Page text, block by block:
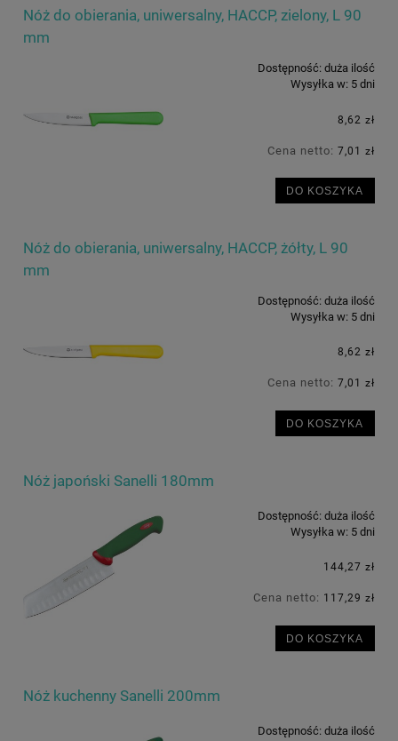
Nóż do obierania, uniwersalny, HACCP, zielony, L 90
mm
Dostępność: duża ilość
Wysyłka w: 5 dni
8,62 zł
Cena netto: 7,01 zł
DO KOSZYKA
Nóż do obierania, uniwersalny, HACCP, żółty, L 90
mm
Dostępność: duża ilość
Wysyłka w: 5 dni
8,62 zł
Cena netto: 7,01 zł
DO KOSZYKA
Nóż japoński Sanelli 180mm
Dostępność: duża ilość
Wysyłka w: 5 dni
144,27 zł
Cena netto: 117,29 zł
DO KOSZYKA
Nóż kuchenny Sanelli 200mm
Dostępność: duża ilość